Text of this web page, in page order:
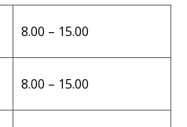
8.00 – 15.00
8.00 – 15.00